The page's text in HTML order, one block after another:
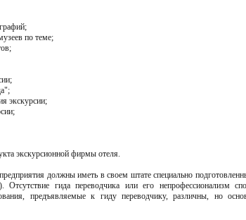
по теме;
экскурсии;
экскурсионной фирмы отеля.
должны иметь в своем штате специально
Отсутствие гида переводчика или его непрофессионализм
предъявляемые к гиду переводчику, различны, но